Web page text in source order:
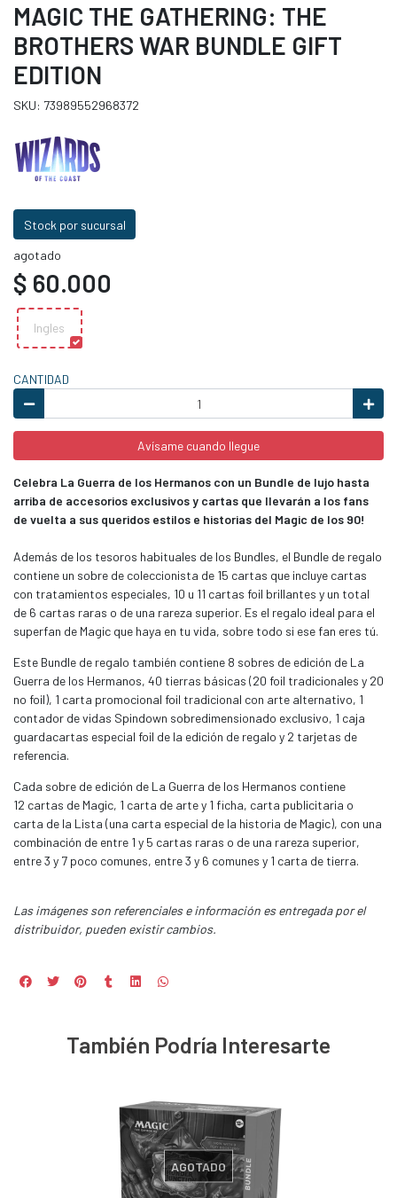
MAGIC THE GATHERING: THE
BROTHERS WAR BUNDLE GIFT
EDITION
SKU: 73989552968372
Stock por sucursal
agotado
$ 60.000
Ingles
CANTIDAD
Avísame cuando llegue
Celebra La Guerra de los Hermanos con un Bundle de lujo hasta
arriba de accesorios exclusivos y cartas que llevarán a los fans
de vuelta a sus queridos estilos e historias del Magic de los 90!
Además de los tesoros habituales de los Bundles, el Bundle de regalo
contiene un sobre de coleccionista de 15 cartas que incluye cartas
con tratamientos especiales, 10 u 11 cartas foil brillantes y un total
de 6 cartas raras o de una rareza superior. Es el regalo ideal para el
superfan de Magic que haya en tu vida, sobre todo si ese fan eres tú.
Este Bundle de regalo también contiene 8 sobres de edición de La
Guerra de los Hermanos, 40 tierras básicas (20 foil tradicionales y 20
no foil), 1 carta promocional foil tradicional con arte alternativo, 1
contador de vidas Spindown sobredimensionado exclusivo, 1 caja
guardacartas especial foil de la edición de regalo y 2 tarjetas de
referencia.
Cada sobre de edición de La Guerra de los Hermanos contiene
12 cartas de Magic, 1 carta de arte y 1 ficha, carta publicitaria o
carta de la Lista (una carta especial de la historia de Magic), con una
combinación de entre 1 y 5 cartas raras o de una rareza superior,
entre 3 y 7 poco comunes, entre 3 y 6 comunes y 1 carta de tierra.
Las imágenes son referenciales e información es entregada por el
distribuidor, pueden existir cambios.
También Podría Interesarte
AGOTADO